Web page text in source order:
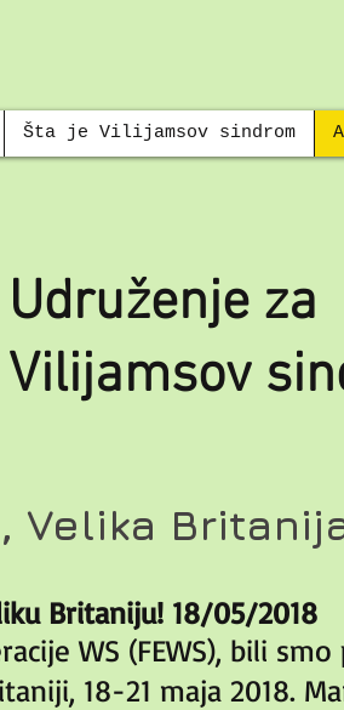
Šta je Vilijamsov sindrom
Udruženje za
Vilijamsov
Velika
Britaniju! 18/05/2018
WS (FEWS), bili
18-21 maja 2018.